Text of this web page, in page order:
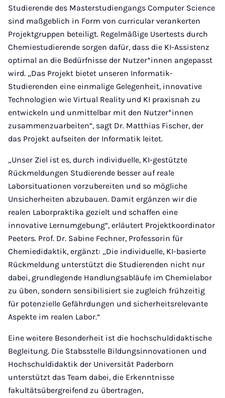
Studierende des Masterstudiengangs Computer Science
sind maßgeblich in Form von curricular verankerten
Projektgruppen beteiligt. Regelmäßige Usertests durch
Chemiestudierende sorgen dafür, dass die KI-Assistenz
optimal an die Bedürfnisse der Nutzer*innen angepasst
wird. „Das Projekt bietet unseren Informatik-
Studierenden eine einmalige Gelegenheit, innovative
Technologien wie Virtual Reality und KI praxisnah zu
entwickeln und unmittelbar mit den Nutzer*innen
zusammenzuarbeiten“, sagt Dr. Matthias Fischer, der
das Projekt aufseiten der Informatik leitet.
„Unser Ziel ist es, durch individuelle, KI-gestützte
Rückmeldungen Studierende besser auf reale
Laborsituationen vorzubereiten und so mögliche
Unsicherheiten abzubauen. Damit ergänzen wir die
realen Laborpraktika gezielt und schaffen eine
innovative Lernumgebung“, erläutert Projektkoordinator
Peeters. Prof. Dr. Sabine Fechner, Professorin für
Chemiedidaktik, ergänzt: „Die individuelle, KI-basierte
Rückmeldung unterstützt die Studierenden nicht nur
dabei, grundlegende Handlungsabläufe im Chemielabor
zu üben, sondern sensibilisiert sie zugleich frühzeitig
für potenzielle Gefährdungen und sicherheitsrelevante
Aspekte im realen Labor.“
Eine weitere Besonderheit ist die hochschuldidaktische
Begleitung. Die Stabsstelle Bildungsinnovationen und
Hochschuldidaktik der Universität Paderborn
unterstützt das Team dabei, die Erkenntnisse
fakultätsübergreifend zu übertragen,